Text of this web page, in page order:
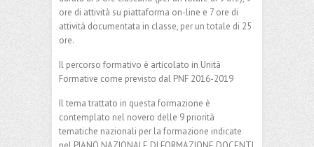
durata di 3 ore ciascuno (per un totale di 9 ore), 9
ore di attività su piattaforma on-line e 7 ore di
attività documentata in classe, per un totale di 25
Il percorso formativo è articolato in Unità
Formative come previsto dal PNF 2016-2019
Il tema trattato in questa formazione è
contemplato nel novero delle 9 priorità
tematiche nazionali per la formazione indicate